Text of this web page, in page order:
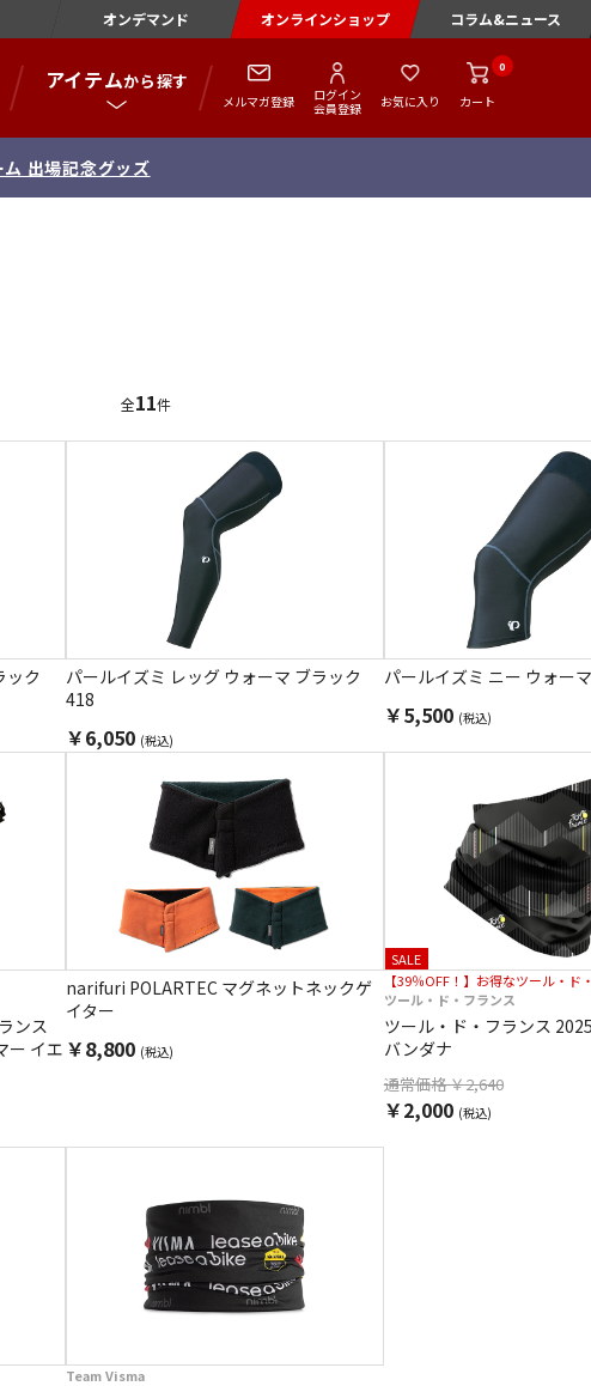
オンデマンド オンラインショップ コラム&ニュース
アイテムから探す
メルマガ登録
ログイン
会員登録
お気に入り カート
0
出場記念グッズ
全11件
ック
パールイズミ レッグ ウォーマ ブラック
418
￥6,050 (税込)
パールイズミ ニー ウォー
￥5,500 (税込)
ンス
ー イエ
narifuri POLARTEC マグネットネックゲ
イター
￥8,800 (税込)
SALE
【39％OFF！】お得なツール・ド
ツール・ド・フランス
ツール・ド・フランス
バンダナ
￥2,000 (税込)
通常価格 ￥2,640
Team Visma